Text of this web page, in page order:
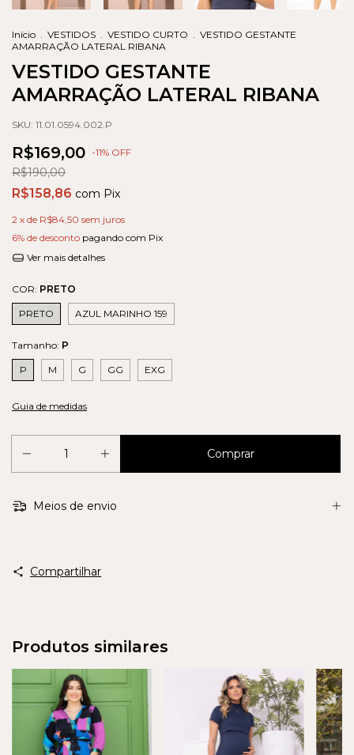
Início . VESTIDOS . VESTIDO CURTO . VESTIDO GESTANTE
AMARRAÇÃO LATERAL RIBANA
VESTIDO GESTANTE
AMARRAÇÃO LATERAL RIBANA
SKU: 11.01.0594.002.P
R$169,00 -11% OFF
R$190,00
R$158,86 com Pix
2 x de R$84,50 sem juros
6% de desconto pagando com Pix
Ver mais detalhes
COR: PRETO
PRETO AZUL MARINHO 159
Tamanho: P
P M G GG EXG
Guia de medidas
Meios de envio
Compartilhar
Produtos similares